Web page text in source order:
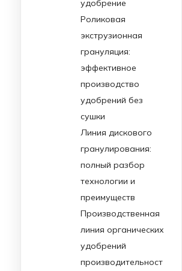
удобрение
Роликовая
экструзионная
грануляция:
эффективное
производство
удобрений без
сушки
Линия дискового
гранулирования:
полный разбор
технологии и
преимуществ
Производственная
линия органических
удобрений
производительност